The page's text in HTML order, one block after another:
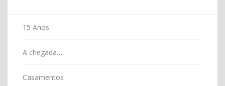
15 Anos
A chegada…
Casamentos